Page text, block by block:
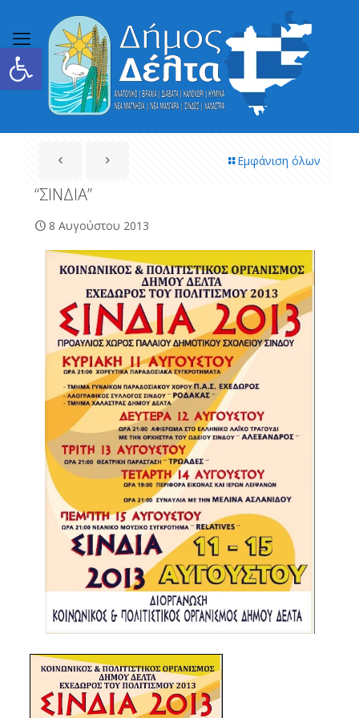
Ανοίξτε τη γραμμή εργαλείων
Εμφάνιση όλων
“ΣΙΝΔΙΑ”
8 Αυγούστου 2013